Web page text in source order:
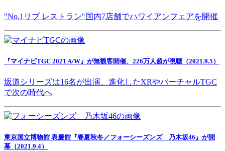
"No.1リブ レストラン"国内7店舗でハワイアンフェアを開催
『マイナビTGC 2021 A/W』が無観客開催、226万人超が視聴（2021.9.5）
坂道シリーズは16名が出演、進化したXRやバーチャルTGC
で次の時代へ
東京国立博物館 表慶館『春夏秋冬／フォーシーズンズ 乃木坂46』が開
幕（2021.9.4）